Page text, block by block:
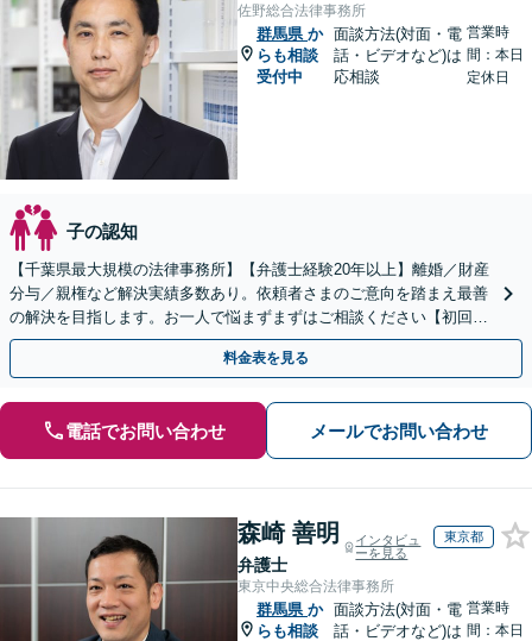
佐野総合法律事務所
群馬県 か
らも相談
受付中
面談方法(対面・電
話・ビデオなど)は
応相談
営業時
間：本日
定休日
子の認知
【千葉県最大規模の法律事務所】【弁護士経験20年以上】離婚／財産
分与／親権など解決実績多数あり。依頼者さまのご意向を踏まえ最善
の解決を目指します。お一人で悩まずまずはご相談ください【初回来
所相談無料】【電話・web面談可】【千葉中央駅5分】
料金表を見る
電話でお問い合わせ メールでお問い合わせ
森崎 善明
弁護士
インタビュ
ーを見る
東京都
東京中央総合法律事務所
群馬県 か
らも相談
面談方法(対面・電
話・ビデオなど)は
営業時
間：本日